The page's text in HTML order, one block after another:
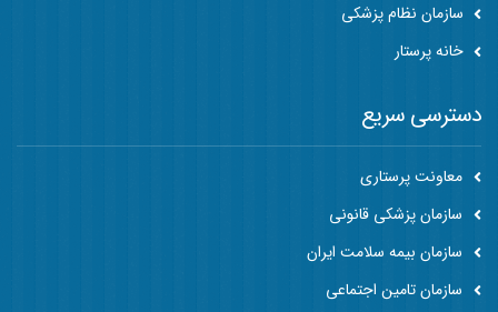
سازمان نظام پزشکی
خانه پرستار
دسترسی سریع
معاونت پرستاری
سازمان پزشکی قانونی
سازمان بیمه سلامت ایران
سازمان تامین اجتماعی